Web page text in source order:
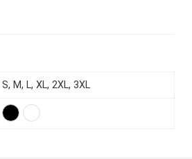
S, M, L, XL, 2XL, 3XL